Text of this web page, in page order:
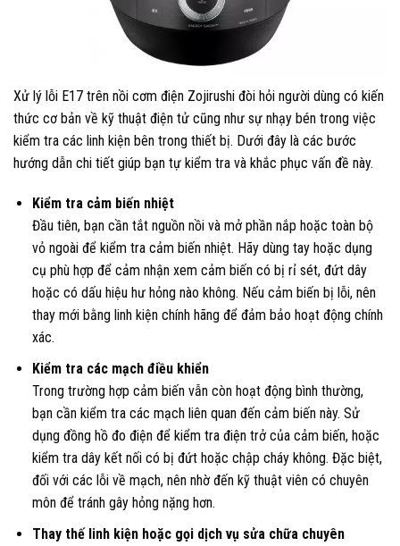
Xử lý lỗi E17 trên nồi cơm điện Zojirushi đòi hỏi người dùng có kiến
thức cơ bản về kỹ thuật điện tử cũng như sự nhạy bén trong việc
kiểm tra các linh kiện bên trong thiết bị. Dưới đây là các bước
hướng dẫn chi tiết giúp bạn tự kiểm tra và khắc phục vấn đề này.
Kiểm tra cảm biến nhiệt
Đầu tiên, bạn cần tắt nguồn nồi và mở phần nắp hoặc toàn bộ
vỏ ngoài để kiểm tra cảm biến nhiệt. Hãy dùng tay hoặc dụng
cụ phù hợp để cảm nhận xem cảm biến có bị rỉ sét, đứt dây
hoặc có dấu hiệu hư hỏng nào không. Nếu cảm biến bị lỗi, nên
thay mới bằng linh kiện chính hãng để đảm bảo hoạt động chính
xác.
Kiểm tra các mạch điều khiển
Trong trường hợp cảm biến vẫn còn hoạt động bình thường,
bạn cần kiểm tra các mạch liên quan đến cảm biến này. Sử
dụng đồng hồ đo điện để kiểm tra điện trở của cảm biến, hoặc
kiểm tra dây kết nối có bị đứt hoặc chập cháy không. Đặc biệt,
đối với các lỗi về mạch, nên nhờ đến kỹ thuật viên có chuyên
môn để tránh gây hỏng nặng hơn.
Thay thế linh kiện hoặc gọi dịch vụ sửa chữa chuyên